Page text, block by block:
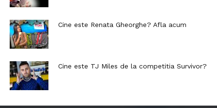
Cine este Renata Gheorghe? Afla acum
Cine este TJ Miles de la competitia Survivor?